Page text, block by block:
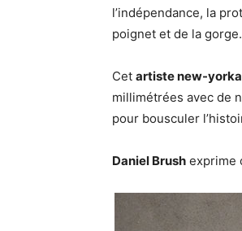
l’indépendance, la
poignet et de la gorge.
Cet artiste new-
millimétrées avec de
pour bousculer
Daniel Brush exprime